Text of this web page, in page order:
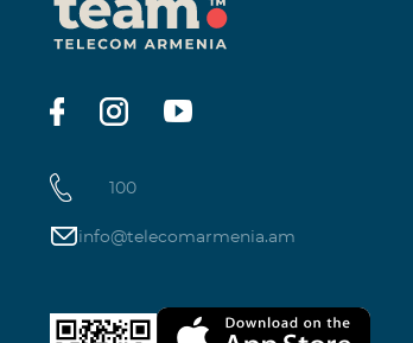
100
info@telecomarmenia.am